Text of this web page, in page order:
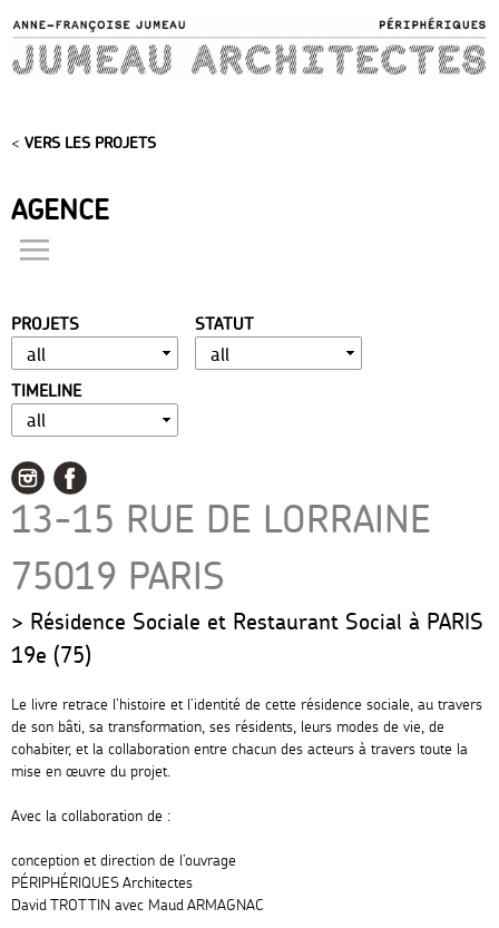
main
content
< VERS LES PROJETS
AGENCE
présentation
distinctions
publications
portfolio
contact
PROJETS STATUT
TIMELINE
13-15 RUE DE LORRAINE
75019 PARIS
Résidence Sociale et Restaurant Social à PARIS
19e (75)
Le livre retrace l’histoire et l’identité de cette résidence sociale, au travers
de son bâti, sa transformation, ses résidents, leurs modes de vie, de
cohabiter, et la collaboration entre chacun des acteurs à travers toute la
mise en œuvre du projet.
Avec la collaboration de :
conception et direction de l’ouvrage
PÉRIPHÉRIQUES Architectes
David TROTTIN avec Maud ARMAGNAC